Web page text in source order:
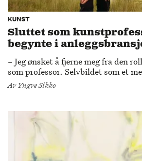
KUNST
Sluttet som
begynte i
– Jeg ønsket å fjerne meg fra den
som professor. Selvbildet som et
vant til å håndtere makt, sier Hans
Rasmussen, nå aktuell med
Av Yngve Sikko